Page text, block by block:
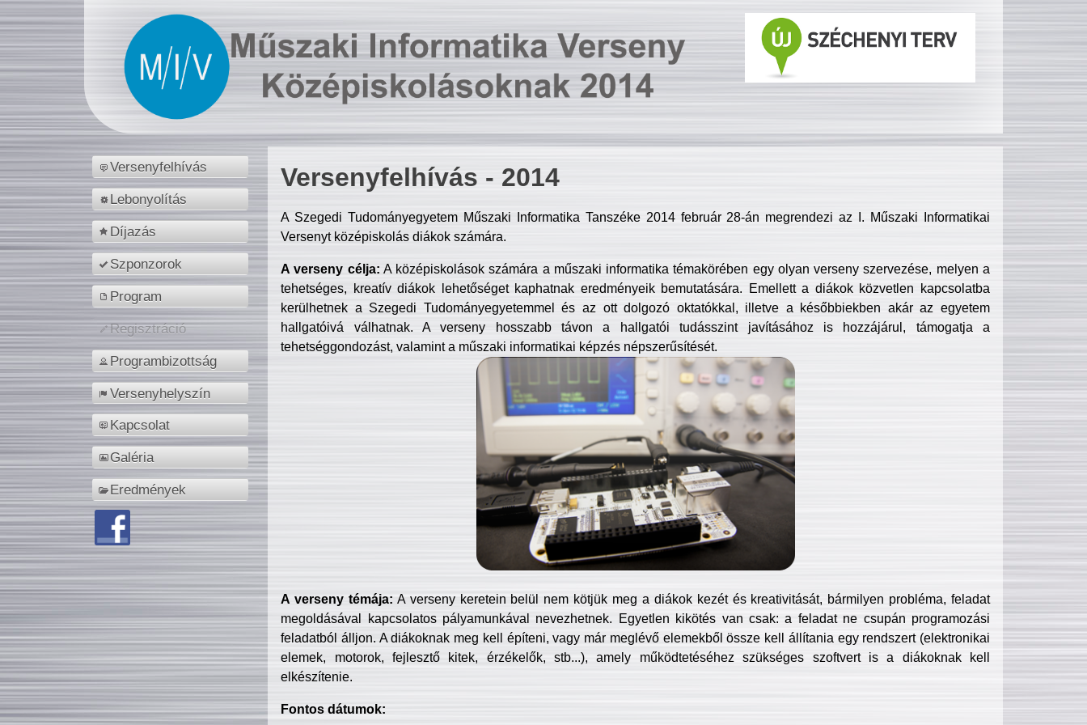
Versenyfelhívás
Lebonyolítás
Díjazás
Szponzorok
Program
Regisztráció
Programbizottság
Versenyhelyszín
Kapcsolat
Galéria
Eredmények
Versenyfelhívás - 2014
A Szegedi Tudományegyetem Műszaki Informatika Tanszéke 2014 február 28-án megrendezi az I. Műszaki Informatikai
Versenyt középiskolás diákok számára.
A verseny célja: A középiskolások számára a műszaki informatika témakörében egy olyan verseny szervezése, melyen a
tehetséges, kreatív diákok lehetőséget kaphatnak eredményeik bemutatására. Emellett a diákok közvetlen kapcsolatba
kerülhetnek a Szegedi Tudományegyetemmel és az ott dolgozó oktatókkal, illetve a későbbiekben akár az egyetem
hallgatóivá válhatnak. A verseny hosszabb távon a hallgatói tudásszint javításához is hozzájárul, támogatja a
tehetséggondozást, valamint a műszaki informatikai képzés népszerűsítését.
A verseny témája: A verseny keretein belül nem kötjük meg a diákok kezét és kreativitását, bármilyen probléma, feladat
megoldásával kapcsolatos pályamunkával nevezhetnek. Egyetlen kikötés van csak: a feladat ne csupán programozási
feladatból álljon. A diákoknak meg kell építeni, vagy már meglévő elemekből össze kell állítania egy rendszert (elektronikai
elemek, motorok, fejlesztő kitek, érzékelők, stb...), amely működtetéséhez szükséges szoftvert is a diákoknak kell
elkészítenie.
Fontos dátumok: